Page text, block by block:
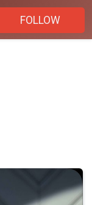
FOLLOW